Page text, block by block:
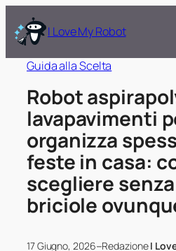
I Love My Robot
Guida alla Scelta
Robot
lavapavimenti
organizza
feste in casa:
scegliere
briciole
17 Giugno, 2026–RedazioneI